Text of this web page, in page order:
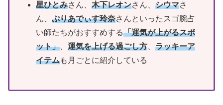
星ひとみさん、木下レオンさん、シウマさ
ん、ぷりあでぃす玲奈さんといったスゴ腕占
い師たちがおすすめする「運気が上がるスポ
ット」、運気を上げる過ごし方、ラッキーア
イテムも月ごとに紹介している